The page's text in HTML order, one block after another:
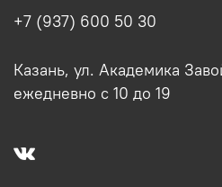
+7 (937) 600 50 30
Казань, ул. Академика
ежедневно с 10 до 19